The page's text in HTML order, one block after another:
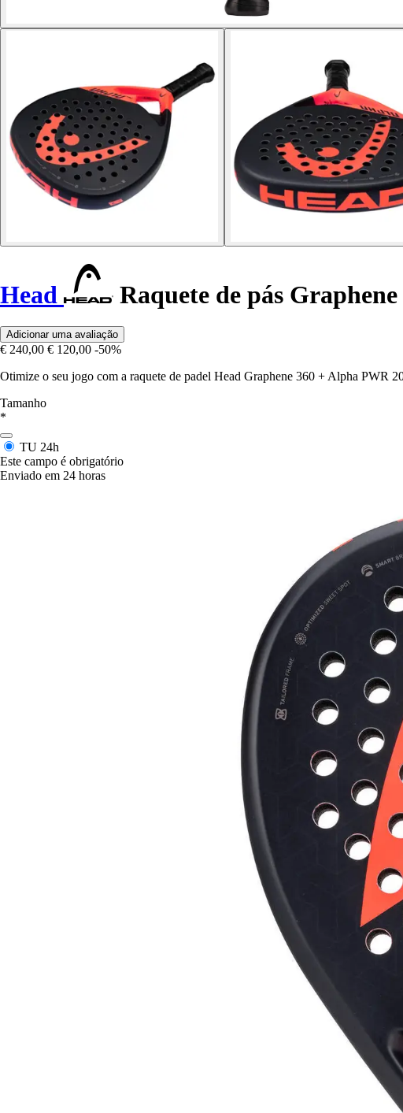
Head Raquete de pás
Adicionar uma avaliação
€ 240,00 € 120,00 -50%
Otimize o seu jogo com a raquete de padel Head Graphene 360 + Alpha PWR
Tamanho
*
TU 24h
Este campo é obrigatório
Enviado em 24 horas